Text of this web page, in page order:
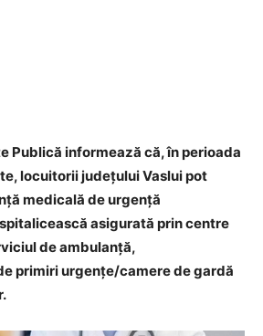
Publică informează că, în perioada
locuitorii judeţului Vaslui pot
medicală de urgenţă
asigurată prin centre
de ambulanţă,
primiri urgenţe/camere de gardă